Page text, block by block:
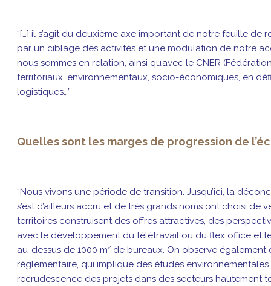
“[…] il s’agit du deuxième axe important de notre feuille
par un ciblage des activités et une modulation de notre
nous sommes en relation, ainsi qu’avec le CNER
territoriaux, environnementaux, socio-économiques, en
logistiques…”
Quelles sont les marges de progression de
“Nous vivons une période de transition. Jusqu’ici, la
s’est d’ailleurs accru et de très grands noms ont choisi de
territoires construisent des offres attractives, des
avec le développement du télétravail ou du flex office et
au-dessus de 1000 m² de bureaux. On observe
règlementaire, qui implique des études
recrudescence des projets dans des secteurs hautement